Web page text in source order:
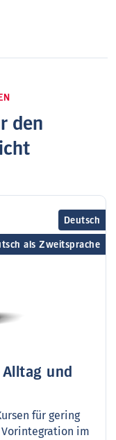
den
Deutsch
als Zweitsprache
und
für gering
im